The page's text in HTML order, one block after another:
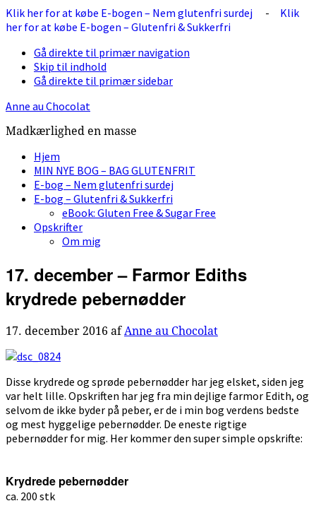
Klik her for at købe E-bogen – Nem glutenfri surdej - Klik
her for at købe E-bogen – Glutenfri & Sukkerfri
Gå direkte til primær navigation
Skip til indhold
Gå direkte til primær sidebar
Anne au Chocolat
Madkærlighed en masse
Hjem
MIN NYE BOG – BAG GLUTENFRIT
E-bog – Nem glutenfri surdej
E-bog – Glutenfri & Sukkerfri
eBook: Gluten Free & Sugar Free
Opskrifter
Om mig
17. december – Farmor Ediths
krydrede pebernødder
17. december 2016 afAnne au Chocolat
Disse krydrede og sprøde pebernødder har jeg elsket, siden jeg
var helt lille. Opskriften har jeg fra min dejlige farmor Edith, og
selvom de ikke byder på peber, er de i min bog verdens bedste
og mest hyggelige pebernødder. De eneste rigtige
pebernødder for mig. Her kommer den super simple opskrifte:
Krydrede pebernødder
ca. 200 stk